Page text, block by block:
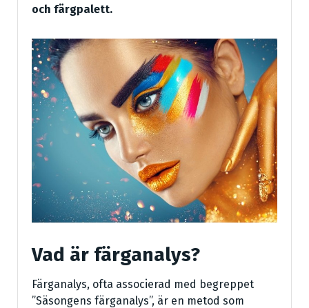
och färgpalett.
Vad är färganalys?
Färganalys, ofta associerad med begreppet
”Säsongens färganalys”, är en metod som